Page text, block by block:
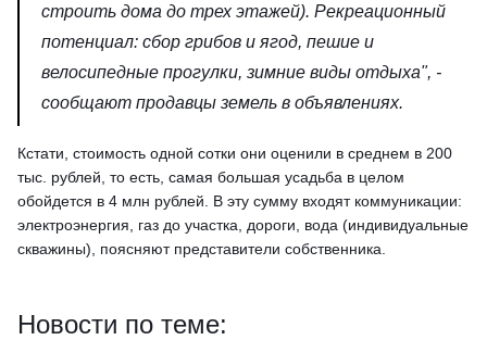
строить дома до трех этажей). Рекреационный
потенциал: сбор грибов и ягод, пешие и
велосипедные прогулки, зимние виды отдыха", -
сообщают продавцы земель в объявлениях.
Кстати, стоимость одной сотки они оценили в среднем в 200
тыс. рублей, то есть, самая большая усадьба в целом
обойдется в 4 млн рублей. В эту сумму входят коммуникации:
электроэнергия, газ до участка, дороги, вода (индивидуальные
скважины), поясняют представители собственника.
Новости по теме: